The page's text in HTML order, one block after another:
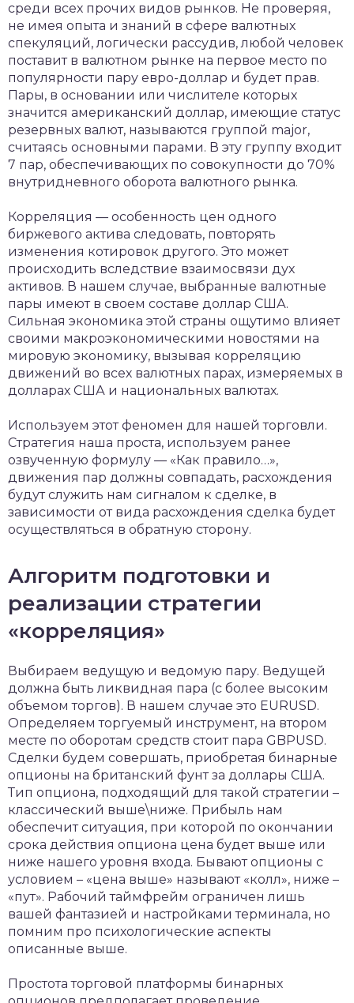
среди всех прочих видов рынков. Не проверяя,
не имея опыта и знаний в сфере валютных
спекуляций, логически рассудив, любой человек
поставит в валютном рынке на первое место по
популярности пару евро-доллар и будет прав.
Пары, в основании или числителе которых
значится американский доллар, имеющие статус
резервных валют, называются группой major,
считаясь основными парами. В эту группу входит
7 пар, обеспечивающих по совокупности до 70%
внутридневного оборота валютного рынка.
Корреляция — особенность цен одного
биржевого актива следовать, повторять
изменения котировок другого. Это может
происходить вследствие взаимосвязи дух
активов. В нашем случае, выбранные валютные
пары имеют в своем составе доллар США.
Сильная экономика этой страны ощутимо влияет
своими макроэкономическими новостями на
мировую экономику, вызывая корреляцию
движений во всех валютных парах, измеряемых в
долларах США и национальных валютах.
Используем этот феномен для нашей торговли.
Стратегия наша проста, используем ранее
озвученную формулу — «Как правило…»,
движения пар должны совпадать, расхождения
будут служить нам сигналом к сделке, в
зависимости от вида расхождения сделка будет
осуществляться в обратную сторону.
Алгоритм подготовки и
реализации стратегии
«корреляция»
Выбираем ведущую и ведомую пару. Ведущей
должна быть ликвидная пара (с более высоким
объемом торгов). В нашем случае это EURUSD.
Определяем торгуемый инструмент, на втором
месте по оборотам средств стоит пара GBPUSD.
Сделки будем совершать, приобретая бинарные
опционы на британский фунт за доллары США.
Тип опциона, подходящий для такой стратегии –
классический выше\ниже. Прибыль нам
обеспечит ситуация, при которой по окончании
срока действия опциона цена будет выше или
ниже нашего уровня входа. Бывают опционы с
условием – «цена выше» называют «колл», ниже –
«пут». Рабочий таймфрейм ограничен лишь
вашей фантазией и настройками терминала, но
помним про психологические аспекты
описанные выше.
Простота торговой платформы бинарных